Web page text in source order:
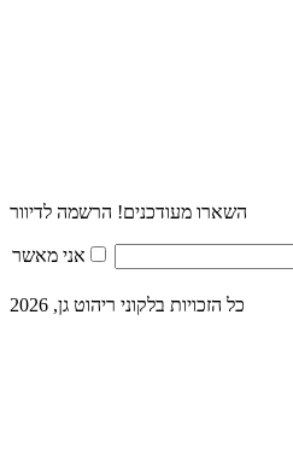
השארו מעודכנים! הרשמה לדיוור
אני מאשר
כל הזכויות בלקוני ריהוט גן, 2026